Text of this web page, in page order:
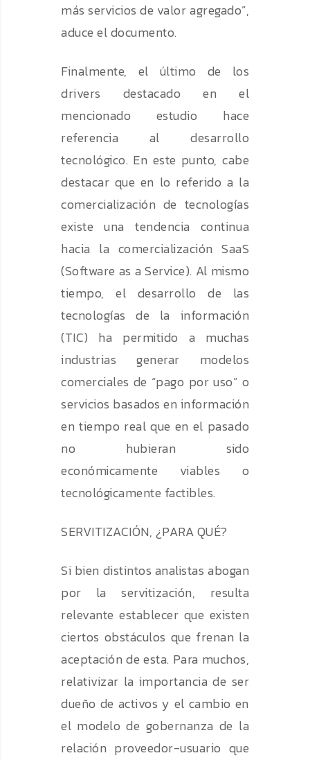
más servicios de valor agregado”,
aduce el documento.
Finalmente, el último de los
drivers destacado en el
mencionado estudio hace
referencia al desarrollo
tecnológico. En este punto, cabe
destacar que en lo referido a la
comercialización de tecnologías
existe una tendencia continua
hacia la comercialización SaaS
(Software as a Service). Al mismo
tiempo, el desarrollo de las
tecnologías de la información
(TIC) ha permitido a muchas
industrias generar modelos
comerciales de “pago por uso” o
servicios basados ​​en información
en tiempo real que en el pasado
no hubieran sido
económicamente viables o
tecnológicamente factibles.
SERVITIZACIÓN, ¿PARA QUÉ?
Si bien distintos analistas abogan
por la servitización, resulta
relevante establecer que existen
ciertos obstáculos que frenan la
aceptación de esta. Para muchos,
relativizar la importancia de ser
dueño de activos y el cambio en
el modelo de gobernanza de la
relación proveedor-usuario que